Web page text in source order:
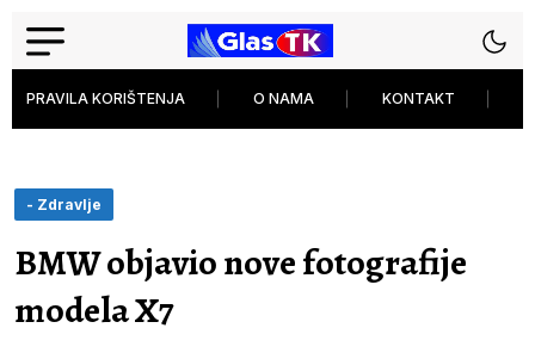
PRAVILA KORIŠTENJA O NAMA KONTAKT
- Zdravlje
BMW objavio nove fotografije
modela X7